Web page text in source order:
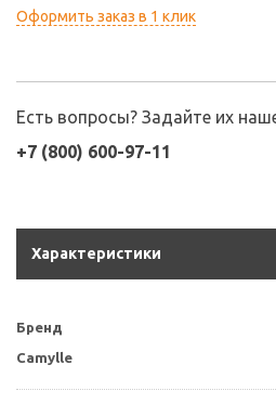
Оформить заказ в 1 клик
Есть вопросы? Задайте их
+7 (800) 600-97-11
Характеристики
Бренд
Camylle